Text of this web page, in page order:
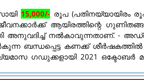
15,000/- രൂപ (പതിനയ്യായിരം
ആയിരത്തിന്റെ
അനുവദിച്ച് നൽകാവുന്നതാണ്. -
ബന്ധപ്പെട്ട കണക്ക് ശീർഷകത്തിൽ
ഗഡുക്കളായി 2021 ഒക്ടോബർ